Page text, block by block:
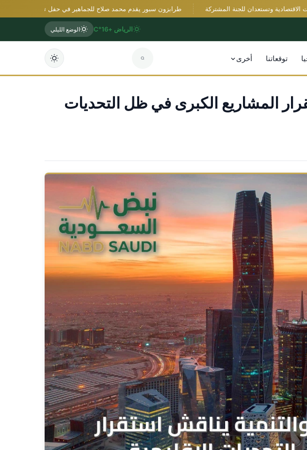
وتستعدان للجنة المشتركة طرابزون سبور يقدم محمد صلاح للجماهير في حفل توقيع ومباراة احتفالية
الرياض +16°C الوضع الليلي
توقعاتنا أخرى
المشاريع الكبرى في ظل التحديات